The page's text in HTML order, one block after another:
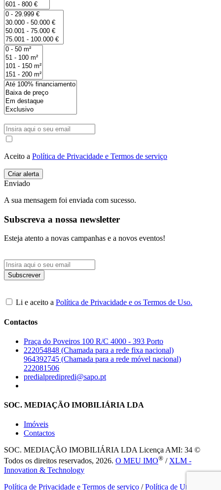
Aceito a Política de Privacidade e Termos de serviço
Enviado
A sua mensagem foi enviada com sucesso.
Subscreva a nossa newsletter
Esteja atento a novas campanhas e a novos eventos!
Li e aceito a Política de Privacidade e os Termos de Uso.
Contactos
Praça do Poveiros 100 R/C 4000 - 393 Porto
222054848 (Chamada para a rede fixa nacional)
964392745 (Chamada para a rede móvel nacional)
222081506
predialpredipredi@sapo.pt
SOC. MEDIAÇÃO IMOBILIÁRIA LDA
Imóveis
Contactos
SOC. MEDIAÇÃO IMOBILIÁRIA LDA Licença AMI: 34 ©
Todos os direitos reservados, 2026. O MEU IMO® /XLM -
Innovation & Technology
Política de Privacidade e Termos de serviço /Política de Utilização